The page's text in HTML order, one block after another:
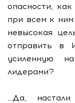
опасности,
при всем к ним
невысокая
отправить в
усиленную
лидерами?
…Да,